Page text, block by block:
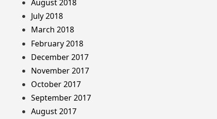
August 2018
July 2018
March 2018
February 2018
December 2017
November 2017
October 2017
September 2017
August 2017